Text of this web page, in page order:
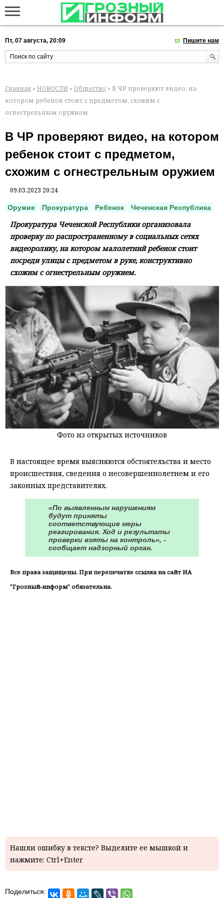
Пт, 07 августа, 20:09 Пишите нам
Главная » НОВОСТИ » Общество » В ЧР проверяют видео, на
котором ребенок стоит с предметом, схожим с
огнестрельным оружием
В ЧР проверяют видео, на котором
ребенок стоит с предметом,
схожим с огнестрельным оружием
09.03.2023 20:24
Оружие Прокуратура Ребенок Чеченская Республика
Прокуратура Чеченской Республики организовала
проверку по распространенному в социальных сетях
видеоролику, на котором малолетний ребенок стоит
посреди улицы с предметом в руке, конструктивно
схожим с огнестрельным оружием.
Фото из открытых источников
В настоящее время выясняются обстоятельства и место
происшествия, сведения о несовершеннолетнем и его
законных представителях.
«По выявленным нарушениям
будут приняты
соответствующие меры
реагирования. Ход и результаты
проверки взяты на контроль», -
сообщает надзорный орган.
Все права защищены. При перепечатке ссылка на сайт ИА
"Грозный-информ" обязательна.
Нашли ошибку в тексте? Выделите ее мышкой и
нажмите: Ctrl+Enter
Поделиться: